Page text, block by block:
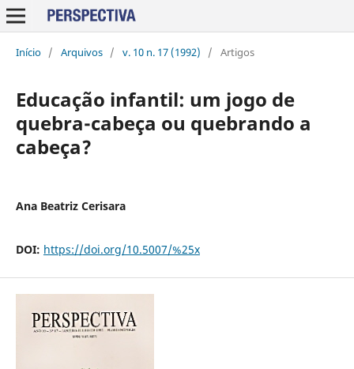
Início / Arquivos / v. 10 n. 17 (1992) / Artigos
Educação infantil: um jogo de
quebra-cabeça ou quebrando a
cabeça?
Ana Beatriz Cerisara
DOI: https://doi.org/10.5007/%25x